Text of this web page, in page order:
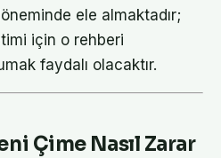
ele almaktadır;
için o rehberi
faydalı olacaktır.
Çime Nasıl Zarar